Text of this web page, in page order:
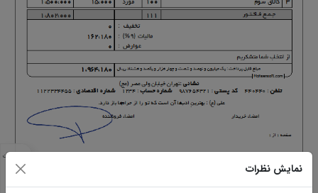
مشخصات
مشابه
نمایش نظرات